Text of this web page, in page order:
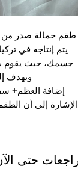
طقم حمالة صدر من
يتم إنتاجه في
جسمك، حيث يقوم
ويهدف
إضافة العظم+
الإشارة إلى أن
حتى